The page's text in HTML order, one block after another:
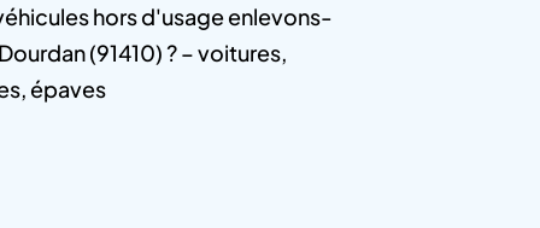
hors d'usage enlevons-
(91410) ? – voitures,
épaves